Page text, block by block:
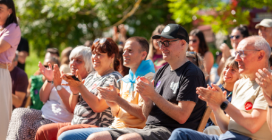
Irudia